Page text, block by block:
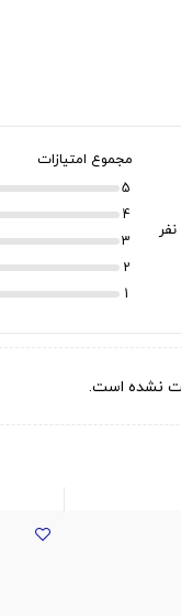
مجموع امتیازات
5
4
3
2
1
نشده است.